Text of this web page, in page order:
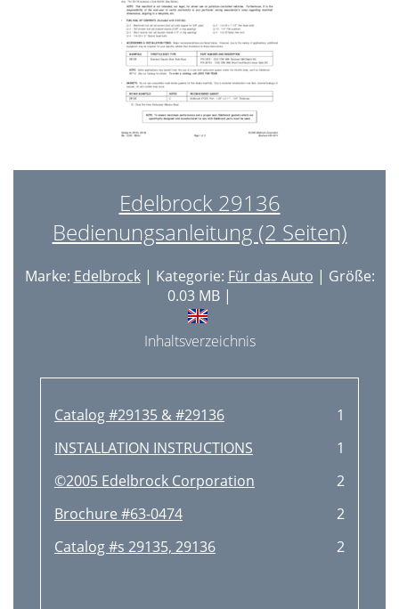
Edelbrock 29136
Bedienungsanleitung (2 Seiten)
Marke: Edelbrock| Kategorie: Für das Auto | Größe:
0.03 MB |
Inhaltsverzeichnis
Catalog #29135 & #29136
1
INSTALLATION INSTRUCTIONS
1
©2005 Edelbrock Corporation
2
Brochure #63-0474
2
Catalog #s 29135, 29136
2